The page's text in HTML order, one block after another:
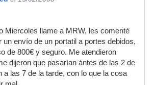
Miercoles llame a MRW, les comenté
un envío de un portatil a portes debidos,
de 800€ y seguro. Me atendieron
dijeron que pasarían ántes de las 2 de
a las 7 de la tarde, con lo que la cosa